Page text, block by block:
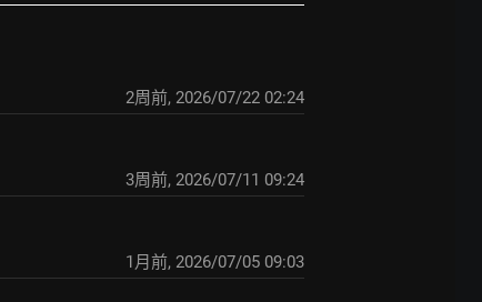
2周前, 2026/07/22 02:24
3周前, 2026/07/11 09:24
1月前, 2026/07/05 09:03